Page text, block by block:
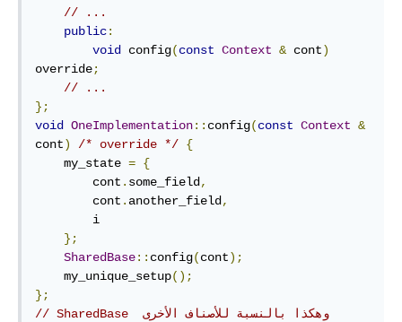
// ...
public:
void
config(const Context & cont)
override;
// ...
};
void
OneImplementation:: config(const Context &
cont) /* override */ {
    my_state
= {
        cont
. some_field ,
        cont
. another_field ,
};
SharedBase:: config(cont);
    my_unique_setup
();
};
// SharedBase وهكذا بالنسبة للأصناف الأخرى